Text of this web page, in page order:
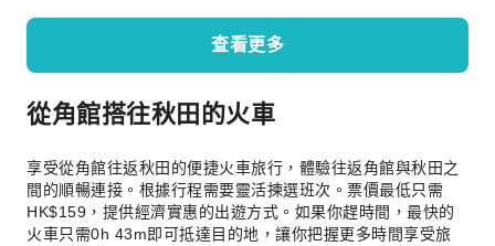
查看更多
從角館搭往秋田的火車
享受從角館往返秋田的便捷火車旅行，體驗往返角館與秋田之
間的順暢連接。根據行程需要靈活揀選班次。票價最低只需
HK$159，提供經濟實惠的出遊方式。如果你趕時間，最快的
火車只需0h 43m即可抵達目的地，讓你把握更多時間享受旅